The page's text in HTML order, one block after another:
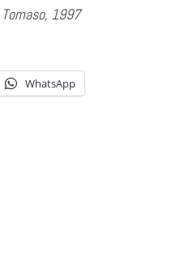
1997
WhatsApp